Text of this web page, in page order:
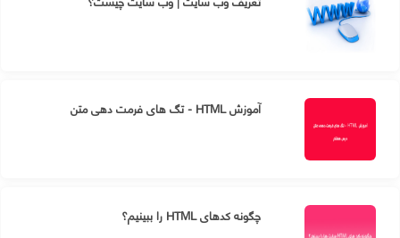
آموزش HTML - تگ های فرمت دهی متن
چگونه کدهای HTML را ببینیم؟